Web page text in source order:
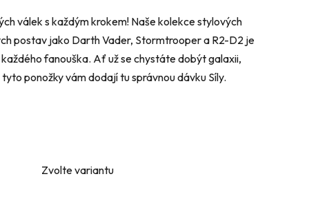
válek s každým krokem! Naše kolekce stylových
postav jako Darth Vader, Stormtrooper a R2-D2 je
fanouška. Ať už se chystáte dobýt galaxii,
ponožky vám dodají tu správnou dávku Síly.
Zvolte variantu